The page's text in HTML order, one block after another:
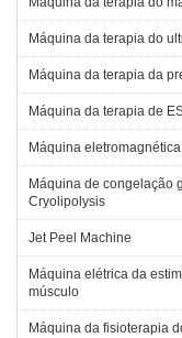
Máquina da terapia do
Máquina da terapia da
Máquina da terapia de
Máquina
Máquina de congelação
Cryolipolysis
Jet Peel Machine
Máquina elétrica da
músculo
Máquina da fisioterapia